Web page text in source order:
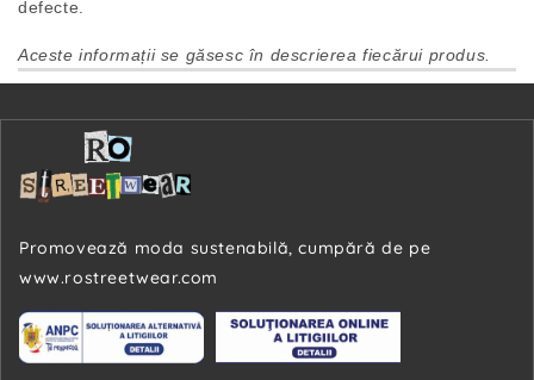
defecte.
Aceste informații se găsesc în descrierea fiecărui produs.
Promovează moda sustenabilă, cumpără de pe
www.rostreetwear.com